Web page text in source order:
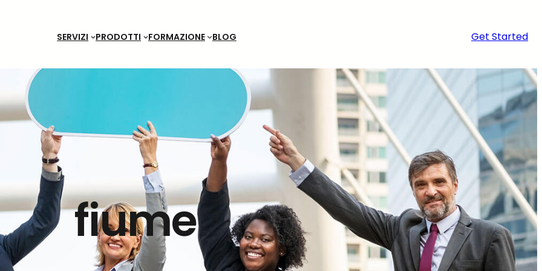
SERVIZI PRODOTTI FORMAZIONE BLOG Get Started
fiume